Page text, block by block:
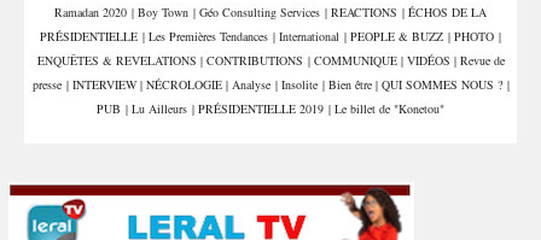
Ramadan 2020 | Boy Town | Géo Consulting Services | REACTIONS | ÉCHOS DE LA
PRÉSIDENTIELLE | Les Premières Tendances | International | PEOPLE & BUZZ | PHOTO |
ENQUÊTES & REVELATIONS | CONTRIBUTIONS | COMMUNIQUE | VIDÉOS | Revue de
presse | INTERVIEW | NÉCROLOGIE | Analyse | Insolite | Bien être | QUI SOMMES NOUS ? |
PUB | Lu Ailleurs | PRÉSIDENTIELLE 2019 | Le billet de "Konetou"